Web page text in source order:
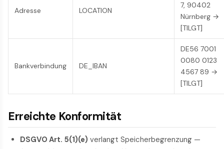
Adresse LOCATION
7, 90402
Nürnberg →
[TILGT]
Bankverbindung DE_IBAN
DE56 7001
0080 0123
4567 89 →
[TILGT]
Erreichte Konformität
DSGVO Art. 5(1)(e) verlangt Speicherbegrenzung —